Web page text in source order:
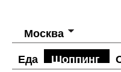
Москва
Еда Шоппинг